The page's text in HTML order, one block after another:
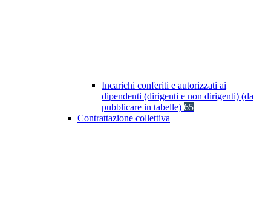
Incarichi conferiti e autorizzati ai
dipendenti (dirigenti e non dirigenti) (da
pubblicare in tabelle) 65
Contrattazione collettiva